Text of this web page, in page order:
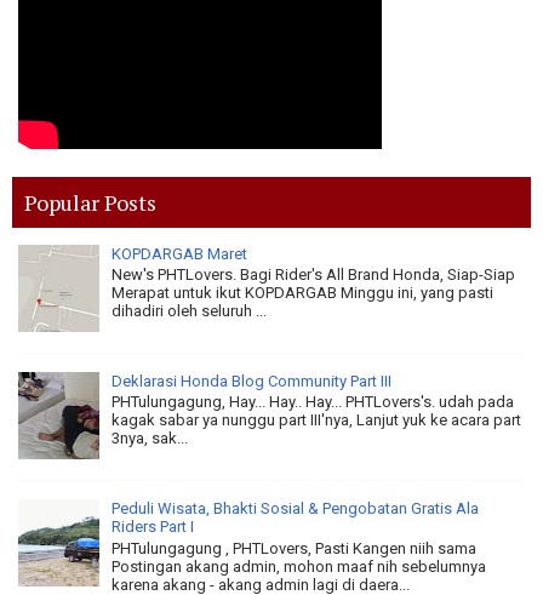
Popular Posts
KOPDARGAB Maret
New's PHTLovers. Bagi Rider's All Brand Honda, Siap-Siap
Merapat untuk ikut KOPDARGAB Minggu ini, yang pasti
dihadiri oleh seluruh ...
Deklarasi Honda Blog Community Part III
PHTulungagung, Hay... Hay.. Hay... PHTLovers's. udah pada
kagak sabar ya nunggu part III'nya, Lanjut yuk ke acara part
3nya, sak...
Peduli Wisata, Bhakti Sosial & Pengobatan Gratis Ala
Riders Part I
PHTulungagung , PHTLovers, Pasti Kangen niih sama
Postingan akang admin, mohon maaf nih sebelumnya
karena akang - akang admin lagi di daera...